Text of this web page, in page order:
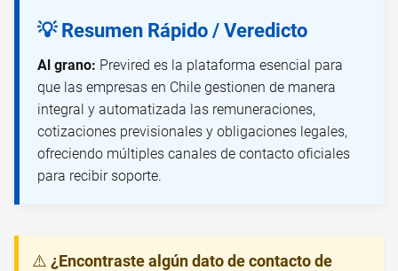
💡 Resumen Rápido / Veredicto
Al grano: Previred es la plataforma esencial para
que las empresas en Chile gestionen de manera
integral y automatizada las remuneraciones,
cotizaciones previsionales y obligaciones legales,
ofreciendo múltiples canales de contacto oficiales
para recibir soporte.
⚠️ ¿Encontraste algún dato de contacto de